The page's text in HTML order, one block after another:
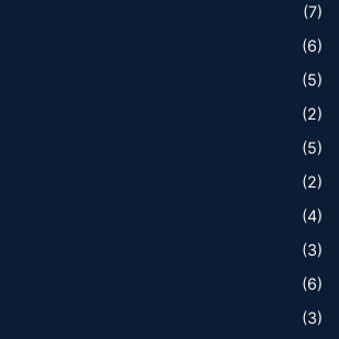
(7)
(6)
(5)
(2)
(5)
(2)
(4)
(3)
(6)
(3)